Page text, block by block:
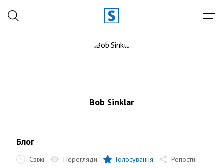
Bob Sinklar
Блог
Свіжі Перегляди Голосування Репости